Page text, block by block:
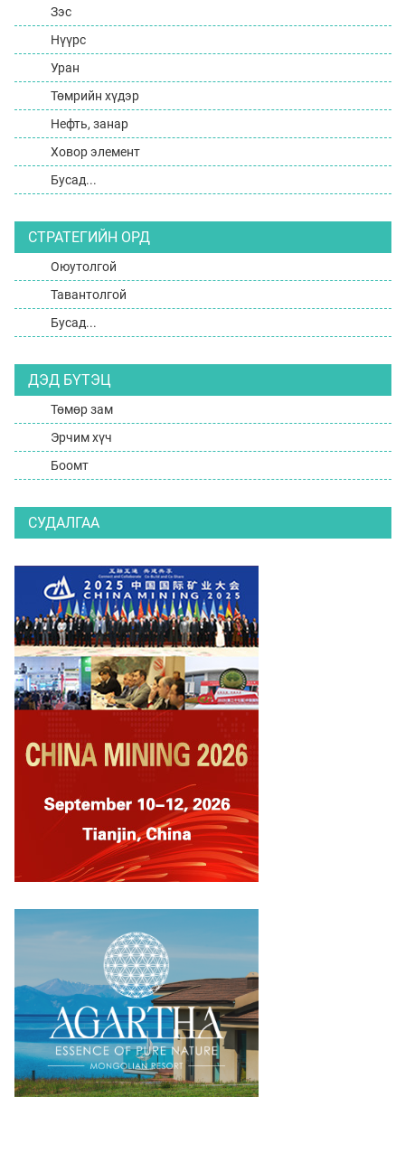
Зэс
Нүүрс
Уран
Төмрийн хүдэр
Нефть, занар
Ховор элемент
Бусад...
СТРАТЕГИЙН ОРД
Оюутолгой
Тавантолгой
Бусад...
ДЭД БҮТЭЦ
Төмөр зам
Эрчим хүч
Боомт
СУДАЛГАА